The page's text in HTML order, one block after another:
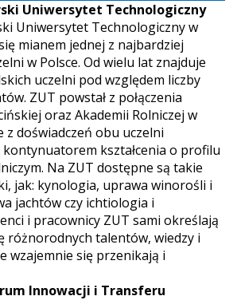
Uniwersytet Technologiczny
Uniwersytet Technologiczny w
mianem jednej z najbardziej
w Polsce. Od wielu lat znajduje
uczelni pod względem liczby
ZUT powstał z połączenia
oraz Akademii Rolniczej w
z doświadczeń obu uczelni
kształcenia o profilu
Na ZUT dostępne są takie
jak: kynologia, uprawa winorośli i
jachtów czy ichtiologia i
i pracownicy ZUT sami określają
różnorodnych talentów, wiedzy i
wzajemnie się przenikają i
Innowacji i Transferu